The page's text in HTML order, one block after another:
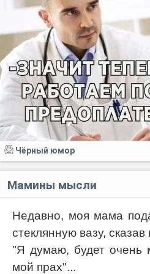
Чёрный юмор
Мамины мысли
Недавно, моя мама
стеклянную вазу, сказав
"Я думаю, будет очень
мой прах"...